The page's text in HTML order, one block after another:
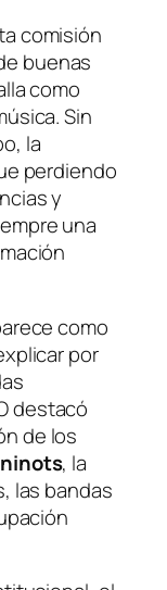
comisión
buenas
como
Sin
la
perdiendo
y
una
como
por
destacó
de los
ninots, la
las bandas